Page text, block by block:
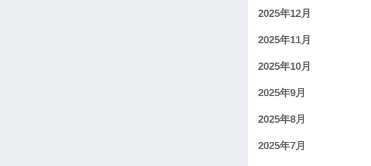
2025年12月
2025年11月
2025年10月
2025年9月
2025年8月
2025年7月